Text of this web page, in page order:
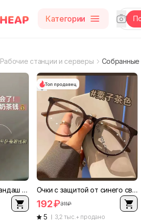
Категории
Рабочие станции и серверы Собранные
Угольный глазной карандаш и щетка для бровей, сверхтонкая плоская голова, мягкие синтетические щетинки
Топ продавец
Очки с защитой от синего света (Suyan) студенческая оправа, анти-синий свет и миопия, в разных цветах
5 3,2 тыс.+ продано
192₽311₽